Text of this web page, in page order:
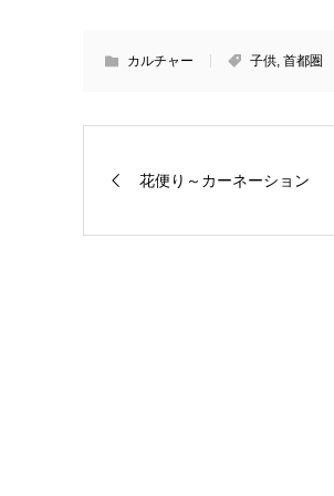
カルチャー 子供, 首都圏
花便り～カーネーション